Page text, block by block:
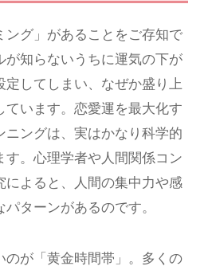
ング」があることをご存知で
が知らないうちに運気の下が
定してしまい、なぜか盛り上
ています。恋愛運を最大化す
ニングは、実はかなり科学的
す。心理学者や人間関係コン
によると、人間の集中力や感
ターンがあるのです。
のが「黄金時間帯」。多くの